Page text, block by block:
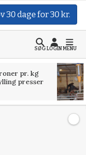
30 dage for 30 kr.
SØGLOGINMENU
pr. kg
presser